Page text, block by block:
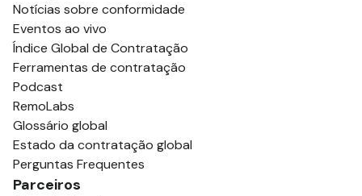
Notícias sobre conformidade
Eventos ao vivo
Índice Global de Contratação
Ferramentas de contratação
Podcast
RemoLabs
Glossário global
Estado da contratação global
Perguntas Frequentes
Parceiros